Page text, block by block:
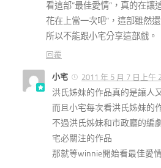
看這部”最佳愛情”，真的在讓
花在上當一次吧”，這部雖然
所以不能跟小宅分享這部戲。
回覆
小宅 2011 年 5 月 7 日上午
洪氏姊妹的作品真的是讓人
而且小宅每次看洪氏姊妹的
不過洪氏姊妹和市政廳的編
宅必關注的作品
那就等winnie開始看最佳愛